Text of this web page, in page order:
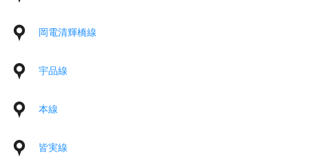
岡電清輝橋線
宇品線
本線
皆実線